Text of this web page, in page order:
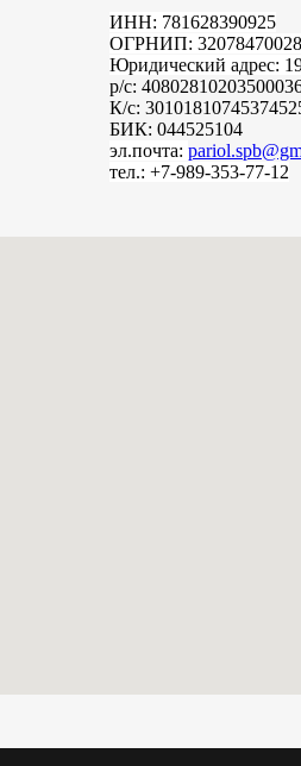
ИНН: 781628390925
ОГРНИП:
Юридический адрес:
р/с:
К/с:
БИК: 044525104
эл.почта:
тел.: +7-989-353-77-12